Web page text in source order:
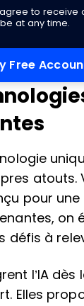
to
at any time.
atouts.
pour une
on
défis à
l’IA
Elles